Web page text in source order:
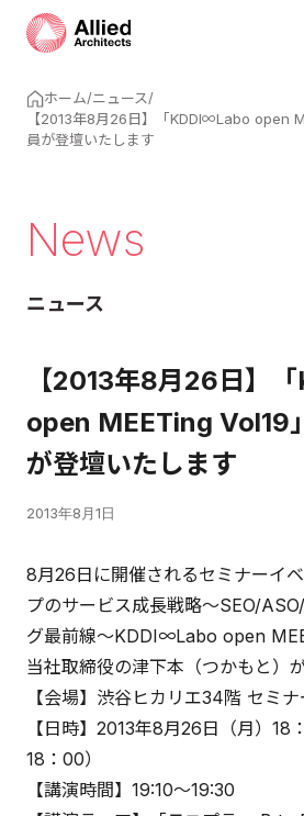
ホーム/ニュース/
【2013年8月26日】「KDDI∞Labo open
員が登壇いたします
News
ニュース
【2013年8月26日】
open MEETing Vol19
が登壇いたします
2013年8月1日
8月26日に開催されるセミナーイ
プのサービス成長戦略～SEO/
グ最前線～KDDI∞Labo open
当社取締役の津下本（つかもと）
【会場】渋谷ヒカリエ34階 セミ
【日時】2013年8月26日（月）18
18：00）
【講演時間】19:10～19:30